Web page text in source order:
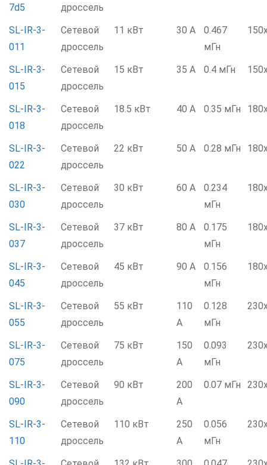
7d5
дроссель
SL-IR-3-
011
Сетевой
дроссель
11 кВт 30 А
0.467
мГн
SL-IR-3-
015
Сетевой
дроссель
15 кВт 35 А 0.4 мГн
SL-IR-3-
018
Сетевой
дроссель
18.5 кВт 40 А 0.35 мГн
SL-IR-3-
022
Сетевой
дроссель
22 кВт 50 А 0.28 мГн
SL-IR-3-
030
Сетевой
дроссель
30 кВт 60 А
0.234
мГн
SL-IR-3-
037
Сетевой
дроссель
37 кВт 80 А
0.175
мГн
SL-IR-3-
045
Сетевой
дроссель
45 кВт 90 А
0.156
мГн
SL-IR-3-
055
Сетевой
дроссель
55 кВт
110
А
0.128
мГн
SL-IR-3-
075
Сетевой
дроссель
75 кВт
150
А
0.093
мГн
SL-IR-3-
090
Сетевой
дроссель
90 кВт
200
А
0.07 мГн
SL-IR-3-
110
Сетевой
дроссель
110 кВт
250
А
0.056
мГн